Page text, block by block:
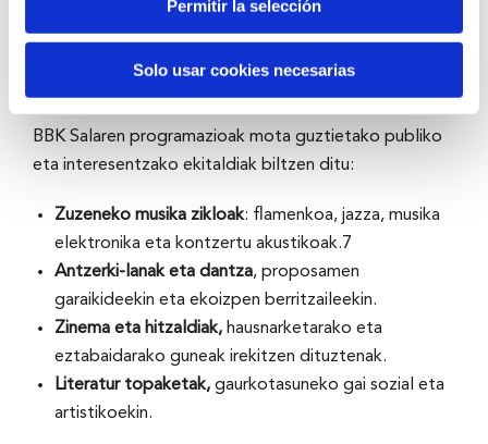
Permitir la selección
Solo usar cookies necesarias
Publiko guztientzako agenda
BBK Salaren programazioak mota guztietako publiko
eta interesentzako ekitaldiak biltzen ditu:
Zuzeneko musika zikloak: flamenkoa, jazza, musika
elektronika eta kontzertu akustikoak.7
Antzerki-lanak eta dantza, proposamen
garaikideekin eta ekoizpen berritzaileekin.
Zinema eta hitzaldiak,hausnarketarako eta
eztabaidarako guneak irekitzen dituztenak.
Literatur topaketak,gaurkotasuneko gai sozial eta
artistikoekin.